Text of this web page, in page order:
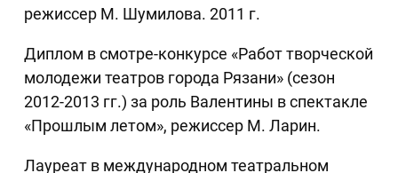
режиссер М. Шумилова. 2011 г.
Диплом в смотре-конкурсе «Работ творческой
молодежи театров города Рязани» (сезон
2012-2013 гг.) за роль Валентины в спектакле
«Прошлым летом», режиссер М. Ларин.
Лауреат в международном театральном